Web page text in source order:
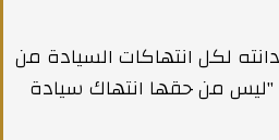
لكل انتهاكات السيادة من
"ليس من حقها انتهاك سيادة